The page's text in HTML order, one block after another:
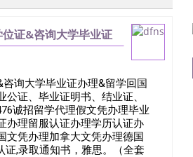
证&咨询大学毕业证
凭
询大学毕业证办理&留学回国
证、毕业证明书、结业证、
诚招留学代理假文凭办理毕业
办理留服认证办理学历认证办
文凭办理加拿大文凭办理德国
,录取通知书，雅思。（全套